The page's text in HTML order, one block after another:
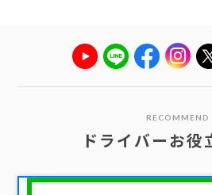
RECOMMEND
ドライバーお役